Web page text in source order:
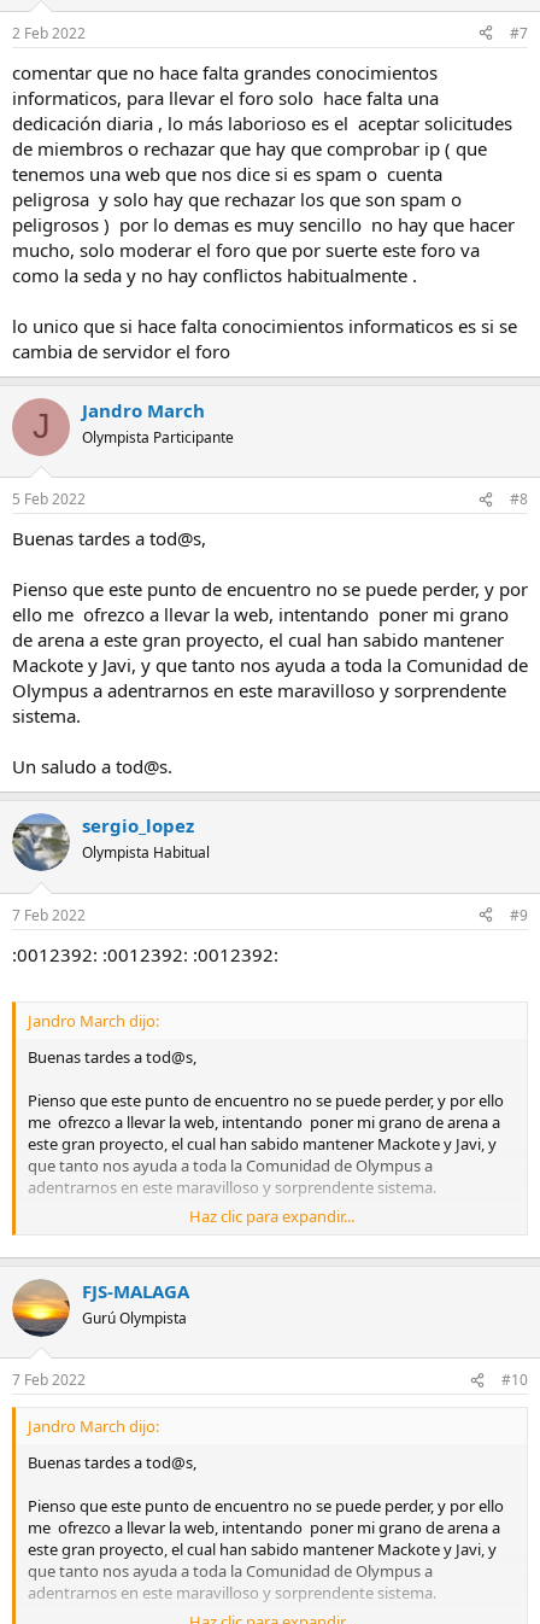
2 Feb 2022 #7
comentar que no hace falta grandes conocimientos
informaticos, para llevar el foro solo hace falta una
dedicación diaria , lo más laborioso es el aceptar solicitudes
de miembros o rechazar que hay que comprobar ip ( que
tenemos una web que nos dice si es spam o cuenta
peligrosa y solo hay que rechazar los que son spam o
peligrosos ) por lo demas es muy sencillo no hay que hacer
mucho, solo moderar el foro que por suerte este foro va
como la seda y no hay conflictos habitualmente .
lo unico que si hace falta conocimientos informaticos es si se
cambia de servidor el foro
J Jandro March
Olympista Participante
5 Feb 2022 #8
Buenas tardes a tod@s,
Pienso que este punto de encuentro no se puede perder, y por
ello me ofrezco a llevar la web, intentando poner mi grano
de arena a este gran proyecto, el cual han sabido mantener
Mackote y Javi, y que tanto nos ayuda a toda la Comunidad de
Olympus a adentrarnos en este maravilloso y sorprendente
sistema.
Un saludo a tod@s.
sergio_lopez
Olympista Habitual
7 Feb 2022 #9
:0012392: :0012392: :0012392:
Jandro March dijo:
Buenas tardes a tod@s,
Pienso que este punto de encuentro no se puede perder, y por ello
me ofrezco a llevar la web, intentando poner mi grano de arena a
este gran proyecto, el cual han sabido mantener Mackote y Javi, y
que tanto nos ayuda a toda la Comunidad de Olympus a
adentrarnos en este maravilloso y sorprendente sistema.
Un saludo a tod@s.
Haz clic para expandir...
FJS-MALAGA
Gurú Olympista
7 Feb 2022 #10
Jandro March dijo:
Buenas tardes a tod@s,
Pienso que este punto de encuentro no se puede perder, y por ello
me ofrezco a llevar la web, intentando poner mi grano de arena a
este gran proyecto, el cual han sabido mantener Mackote y Javi, y
que tanto nos ayuda a toda la Comunidad de Olympus a
adentrarnos en este maravilloso y sorprendente sistema.